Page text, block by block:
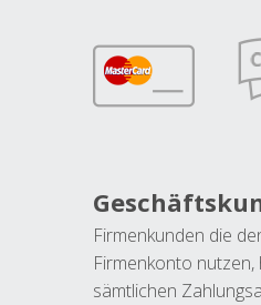
Firmenkunden die
Firmenkonto nutzen,
sämtlichen